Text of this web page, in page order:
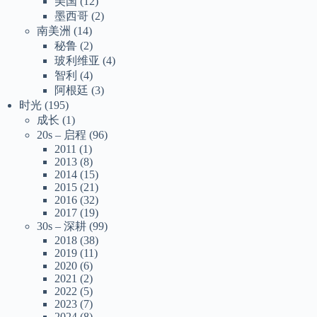
墨西哥 (2)
南美洲 (14)
秘鲁 (2)
玻利维亚 (4)
智利 (4)
阿根廷 (3)
时光 (195)
成长 (1)
20s – 启程 (96)
2011 (1)
2013 (8)
2014 (15)
2015 (21)
2016 (32)
2017 (19)
30s – 深耕 (99)
2018 (38)
2019 (11)
2020 (6)
2021 (2)
2022 (5)
2023 (7)